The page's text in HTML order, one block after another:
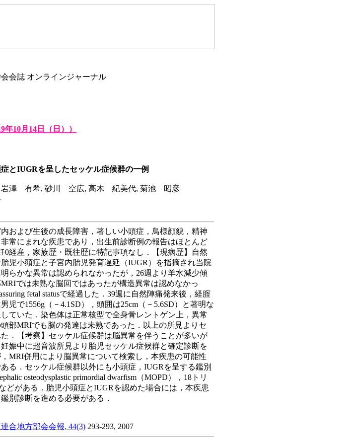
会誌 オンラインジャーナル
年10月14日（日））
とIUGRを呈したセッケル症候群の一例
澤 有希, 砂川 空広, 高木 紀美代, 菊池 昭彦
および生後の成長障害，著しい小頭症，鳥様顔貌，精神
常にまれな疾患であり，出生前診断例の報告はほとんど
0経産，家族歴・既往歴に特記事項なし．【現病歴】自然
児小頭症と子宮内胎児発育遅延（IUGR）を指摘され当院
らかな異常は認められなかったが，26週より羊水減少傾
では未熟な脳回ではあったが構造異常は認めなかっ
fetal statusで経過した．39週に自然陣痛発来後，経腟
児で1556g（－4.1SD），頭囲は25cm（－5.6SD）と著明な
ていた．染色体は正常核型で全身骨レントゲン上，異常
部MRIでも脳の発達は未熟であった．以上の所見よりセ
．【考察】セッケル症候群は脳異常を伴うことが多いが
娠中に超音波所見より胎児セッケル症候群と確定診断を
MRI併用により脳異常について検索し，本疾患の可能性
る．セッケル症候群以外にも小頭症，IUGRを呈する鑑別
osteodysplastic primordial dwarfism（MOPD），18トリ
どがある．胎児小頭症とIUGRを認めた場合には，本疾患
別診断を進める必要がある．
合地方部会会報, 44(3) 293-293, 2007